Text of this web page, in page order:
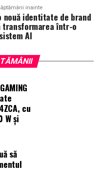
inainte
nouă identitate de brand
transformarea într-o
AI
cu
W și
să